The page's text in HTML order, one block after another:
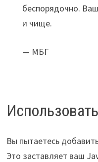
беспорядочно.
и чище.
— МБГ
Вы пытаетесь
Это заставляет ваш